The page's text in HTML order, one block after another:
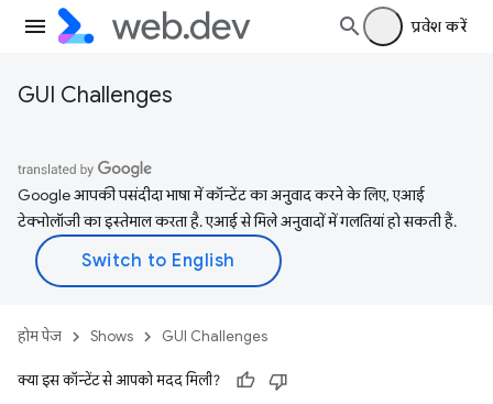
प्रवेश करें
GUI Challenges
Google आपकी पसंदीदा भाषा में कॉन्टेंट का अनुवाद करने के लिए, एआई
टेक्नोलॉजी का इस्तेमाल करता है. एआई से मिले अनुवादों में गलतियां हो सकती हैं.
होम पेज Shows GUI Challenges
क्या इस कॉन्टेंट से आपको मदद मिली?